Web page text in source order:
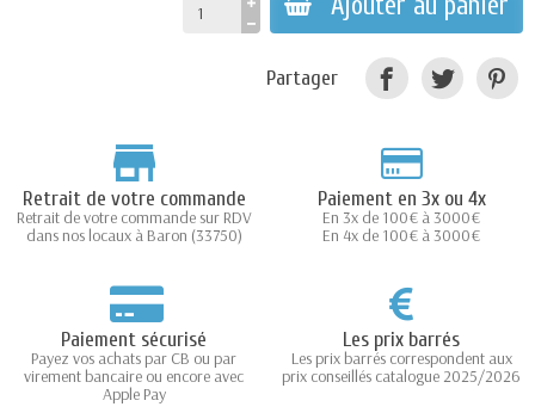
Partager
Retrait de votre commande
Retrait de votre commande sur RDV
dans nos locaux à Baron (33750)
Paiement en 3x ou 4x
En 3x de 100€ à 3000€
En 4x de 100€ à 3000€
Paiement sécurisé
Payez vos achats par CB ou par
virement bancaire ou encore avec
Apple Pay
Les prix barrés
Les prix barrés correspondent aux
prix conseillés catalogue 2025/2026